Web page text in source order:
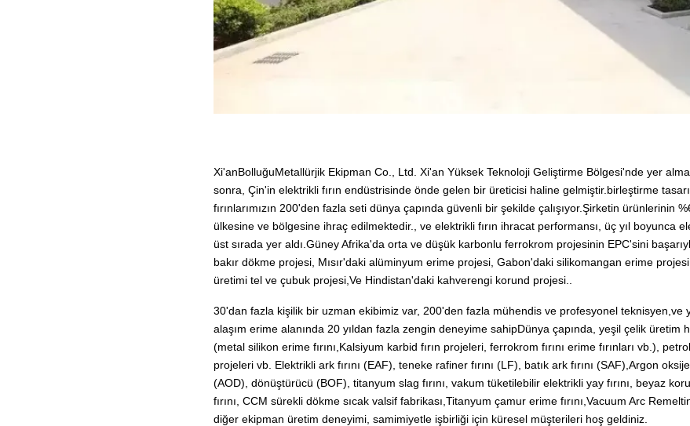
Xi'anBolluğuMetallürjik Ekipman Co., Ltd. Xi'an Yüksek Teknoloji Geliştirme Bölgesi'nde yer
sonra, Çin'in elektrikli fırın endüstrisinde önde gelen bir üreticisi haline gelmiştir.birleştirme
fırınlarımızın 200'den fazla seti dünya çapında güvenli bir şekilde çalışıyor.Şirketin ürünlerinin
ülkesine ve bölgesine ihraç edilmektedir., ve elektrikli fırın ihracat performansı, üç yıl boyunca
üst sırada yer aldı.Güney Afrika'da orta ve düşük karbonlu ferrokrom projesinin EPC'sini
bakır dökme projesi, Mısır'daki alüminyum erime projesi, Gabon'daki silikomangan erime
üretimi tel ve çubuk projesi,Ve Hindistan'daki kahverengi korund projesi..
30'dan fazla kişilik bir uzman ekibimiz var, 200'den fazla mühendis ve profesyonel teknisyen,ve
alaşım erime alanında 20 yıldan fazla zengin deneyime sahipDünya çapında, yeşil çelik üretim
(metal silikon erime fırını,Kalsiyum karbid fırın projeleri, ferrokrom fırını erime fırınları vb.),
projeleri vb. Elektrikli ark fırını (EAF), teneke rafiner fırını (LF), batık ark fırını (SAF),Argon
(AOD), dönüştürücü (BOF), titanyum slag fırını, vakum tüketilebilir elektrikli yay fırını, beyaz
fırını, CCM sürekli dökme sıcak valsif fabrikası, Titanyum çamur erime fırını, Vacuum Arc
diğer ekipman üretim deneyimi, samimiyetle işbirliği için küresel müşterileri hoş geldiniz.